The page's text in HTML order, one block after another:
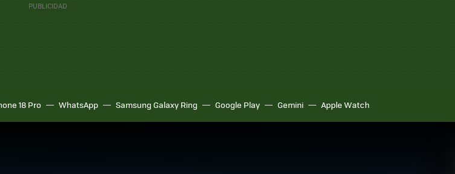
18 Pro WhatsApp Samsung Galaxy Ring Google Play Gemini Apple Watch